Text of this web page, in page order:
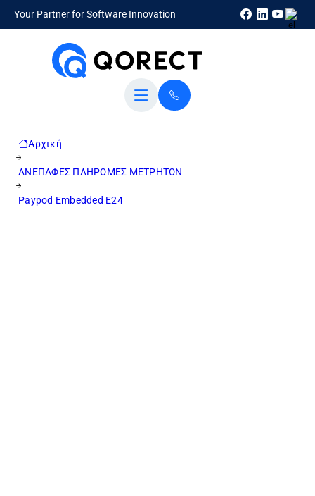
Your Partner for Software Innovation
Αρχική
ΑΝΕΠΑΦΕΣ ΠΛΗΡΩΜΕΣ ΜΕΤΡΗΤΩΝ
Paypod Embedded E24